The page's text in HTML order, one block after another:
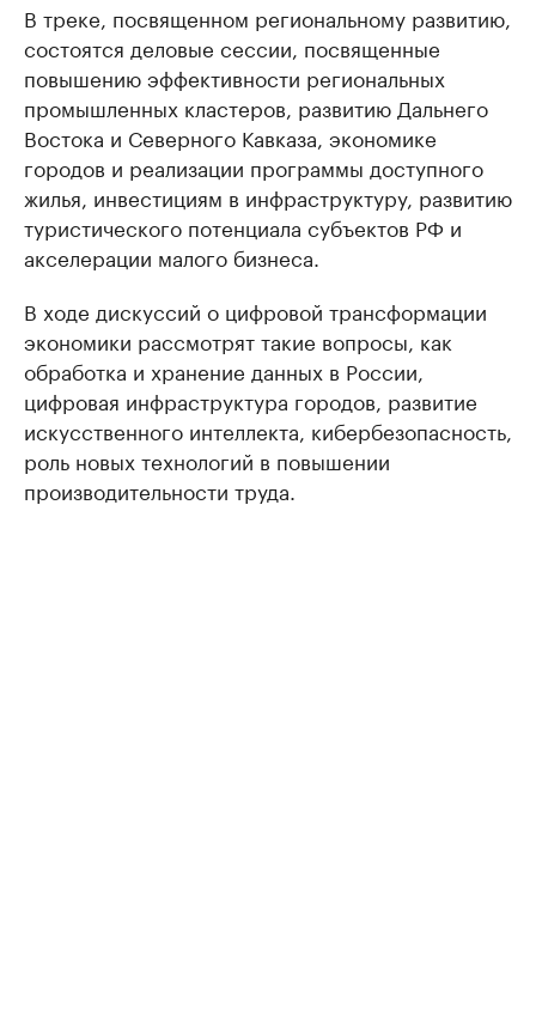
В треке, посвященном региональному развитию,
состоятся деловые сессии, посвященные
повышению эффективности региональных
промышленных кластеров, развитию Дальнего
Востока и Северного Кавказа, экономике
городов и реализации программы доступного
жилья, инвестициям в инфраструктуру, развитию
туристического потенциала субъектов РФ и
акселерации малого бизнеса.
В ходе дискуссий о цифровой трансформации
экономики рассмотрят такие вопросы, как
обработка и хранение данных в России,
цифровая инфраструктура городов, развитие
искусственного интеллекта, кибербезопасность,
роль новых технологий в повышении
производительности труда.